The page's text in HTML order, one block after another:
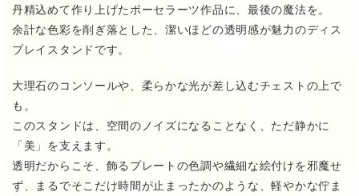
丹精込めて作り上げたポーセラーツ作品に、最後の魔法を。
余計な色彩を削ぎ落とした、潔いほどの透明感が魅力のディス
プレイスタンドです。
大理石のコンソールや、柔らかな光が差し込むチェストの上で
も。
このスタンドは、空間のノイズになることなく、ただ静かに
「美」を支えます。
透明だからこそ、飾るプレートの色調や繊細な絵付けを邪魔せ
ず、まるでそこだけ時間が止まったかのような、軽やかな佇ま